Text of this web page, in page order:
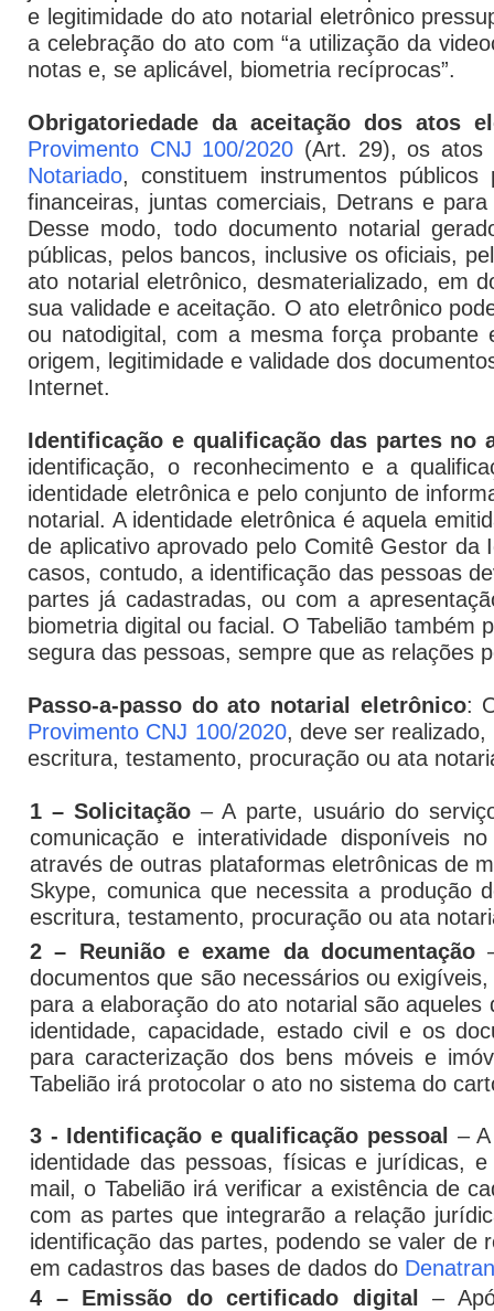
e legitimidade do ato notarial eletrônico
a celebração do ato com “a utilização da
notas e, se aplicável, biometria recíprocas”.
Obrigatoriedade da aceitação dos atos
Provimento CNJ 100/2020 (Art. 29), os atos
Notariado, constituem instrumentos
financeiras, juntas comerciais, Detrans e
Desse modo, todo documento notarial
públicas, pelos bancos, inclusive os oficiais,
ato notarial eletrônico, desmaterializado, em
sua validade e aceitação. O ato eletrônico
ou natodigital, com a mesma força probante
origem, legitimidade e validade dos
Internet.
Identificação e qualificação das partes no
identificação, o reconhecimento e a
identidade eletrônica e pelo conjunto de
notarial. A identidade eletrônica é aquela
de aplicativo aprovado pelo Comitê Gestor
casos, contudo, a identificação das pessoas
partes já cadastradas, ou com a
biometria digital ou facial. O Tabelião
segura das pessoas, sempre que as relações
Passo-a-passo do ato notarial eletrônico:
Provimento CNJ 100/2020, deve ser
escritura, testamento, procuração ou ata
1 – Solicitação – A parte, usuário do
comunicação e interatividade disponíveis
através de outras plataformas eletrônicas de
Skype, comunica que necessita a produção
escritura, testamento, procuração ou ata
2 – Reunião e exame da documentação–
documentos que são necessários ou
para a elaboração do ato notarial são
identidade, capacidade, estado civil e os
para caracterização dos bens móveis e
Tabelião irá protocolar o ato no sistema do
3 - Identificação e qualificação pessoal –
identidade das pessoas, físicas e jurídicas,
mail , o Tabelião irá verificar a existência de
com as partes que integrarão a relação
identificação das partes, podendo se valer de
em cadastros das bases de dados do
4 – Emissão do certificado digital
–